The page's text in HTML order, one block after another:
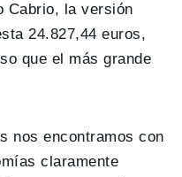
Cabrio, la versión
24.827,44 euros,
que el más grande
nos encontramos con
claramente